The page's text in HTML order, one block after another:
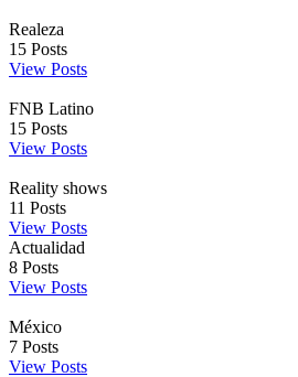
Realeza
15 Posts
View Posts
FNB Latino
15 Posts
View Posts
Reality shows
11 Posts
View Posts
Actualidad
8 Posts
View Posts
México
7 Posts
View Posts